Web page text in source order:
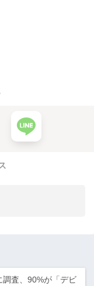
査、90%が「デビ